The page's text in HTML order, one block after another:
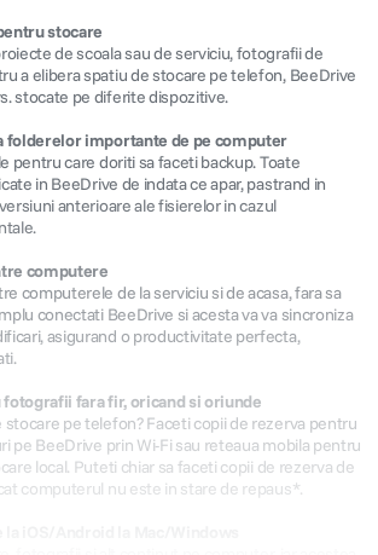
stocare
de scoala sau de serviciu, fotografii de
a elibera spatiu de stocare pe telefon, BeeDrive
stocate pe diferite dispozitive.
folderelor importante de pe computer
pentru care doriti sa faceti backup. Toate
in BeeDrive de indata ce apar, pastrand in
anterioare ale fisierelor in cazul
computere
computerele de la serviciu si de acasa, fara sa
conectati BeeDrive si acesta va va sincroniza
asigurand o productivitate perfecta,
fara fir, oricand si oriunde
stocare pe telefon? Faceti copii de rezerva pentru
pe BeeDrive prin Wi-Fi sau reteaua mobila pentru
local. Puteti chiar sa faceti copii de rezerva de
computerul nu este in stare de repaus*.